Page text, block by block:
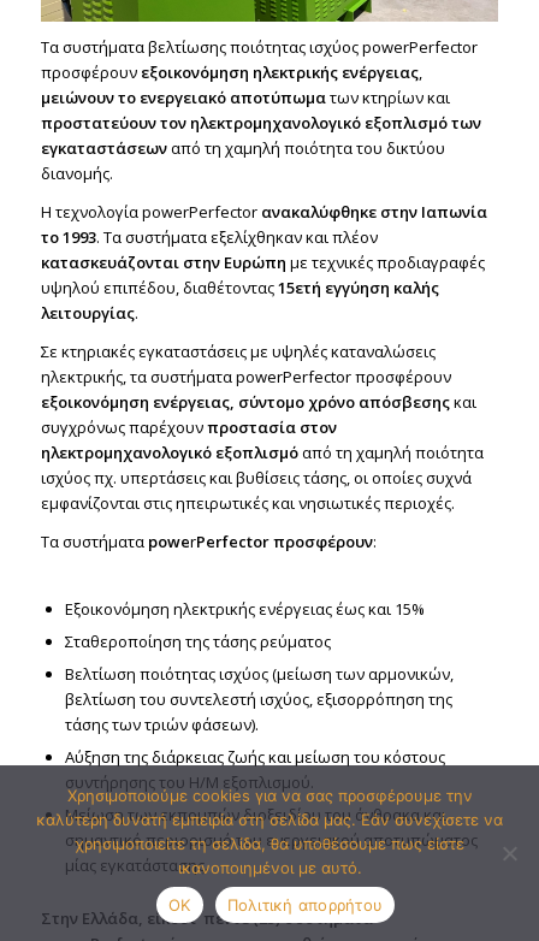
Τα συστήματα βελτίωσης ποιότητας ισχύος powerPerfector
προσφέρουν εξοικονόμηση ηλεκτρικής ενέργειας,
μειώνουν το ενεργειακό αποτύπωματων κτηρίων και
προστατεύουν τον ηλεκτρομηχανολογικό εξοπλισμό των
εγκαταστάσεωναπό τη χαμηλή ποιότητα του δικτύου
διανομής.
Η τεχνολογία powerPerfector ανακαλύφθηκε στην Ιαπωνία
το 1993. Τα συστήματα εξελίχθηκαν και πλέον
κατασκευάζονται στην Ευρώπη με τεχνικές προδιαγραφές
υψηλού επιπέδου, διαθέτοντας15ετή εγγύηση καλής
λειτουργίας.
Σε κτηριακές εγκαταστάσεις με υψηλές καταναλώσεις
ηλεκτρικής, τα συστήματα powerPerfector προσφέρουν
εξοικονόμηση ενέργειας, σύντομο χρόνο απόσβεσηςκαι
συγχρόνως παρέχουνπροστασία στον
ηλεκτρομηχανολογικό εξοπλισμόαπό τη χαμηλή ποιότητα
ισχύος πχ. υπερτάσεις και βυθίσεις τάσης, οι οποίες συχνά
εμφανίζονται στις ηπειρωτικές και νησιωτικές περιοχές.
Τα συστήματα powerPerfectorπροσφέρουν:
Εξοικονόμηση ηλεκτρικής ενέργειας έως και 15%
Σταθεροποίηση της τάσης ρεύματος
Βελτίωση ποιότητας ισχύος (μείωση των αρμονικών,
βελτίωση του συντελεστή ισχύος, εξισορρόπηση της
τάσης των τριών φάσεων).
Αύξηση της διάρκειας ζωής και μείωση του κόστους
συντήρησης του Η/Μ εξοπλισμού.
Μείωση των εκπομπών διοξειδίου του άνθρακα και
σημαντικό περιορισμό του ενεργειακού αποτυπώματος
μίας εγκατάστασης.
Στην Ελλάδα, είκοσι πέντε (25) συστήματα
Χρησιμοποιούμε cookies για να σας προσφέρουμε την
καλύτερη δυνατή εμπειρία στη σελίδα μας. Εάν συνεχίσετε να
χρησιμοποιείτε τη σελίδα, θα υποθέσουμε πως είστε
ικανοποιημένοι με αυτό.
OK
Πολιτική απορρήτου